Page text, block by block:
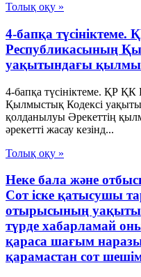
Толық оқу »
4-бапқа
Республикасының
уақытындағы
4-бапқа түсініктеме. ҚР
Қылмыстық Кодексі
қолданылуы Әрекеттің
әрекетті жасау кезінд...
Толық оқу »
Неке бала және
Сот іске қатысушы
отырысының уақыты
түрде хабарламай
қараса шағым
қарамастан сот